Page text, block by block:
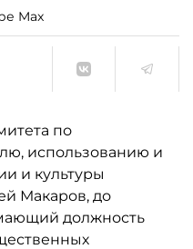
Max
по
использованию и
и культуры
Макаров, до
должность